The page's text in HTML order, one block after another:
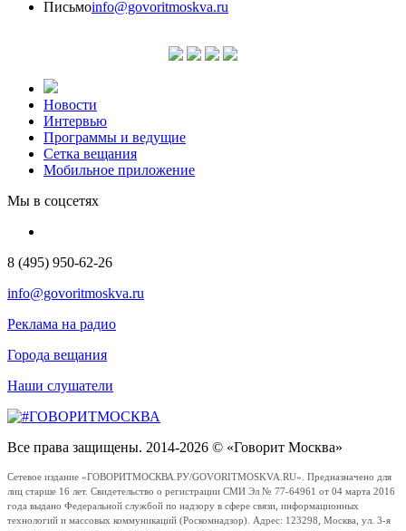
Письмоinfo@govoritmoskva.ru
Новости
Интервью
Программы и ведущие
Сетка вещания
Мобильное приложение
Мы в соцсетях
8 (495) 950-62-26
info@govoritmoskva.ru
Реклама на радио
Города вещания
Наши слушатели
Все права защищены. 2014-2026 © «Говорит Москва»
Сетевое издание «ГОВОРИТМОСКВА.РУ/GOVORITMOSKVA.RU». Предназначено для
лиц старше 16 лет. Свидетельство о регистрации СМИ Эл № 77-64961 от 04 марта 2016
года выдано Федеральной службой по надзору в сфере связи, информационных
технологий и массовых коммуникаций (Роскомнадзор). Адрес: 123298, Москва, ул. 3-я